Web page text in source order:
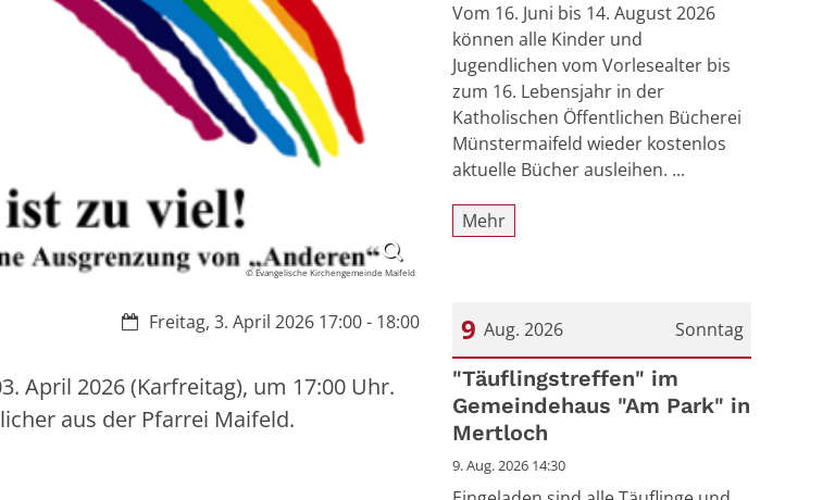
© Evangelische Kirchengemeinde Maifeld
Datum:Freitag, 3. April 2026 17:00 - 18:00
April 2026 (Karfreitag), um 17:00 Uhr.
aus der Pfarrei Maifeld.
Vom 16. Juni bis 14. August 2026
können alle Kinder und
Jugendlichen vom Vorlesealter bis
zum 16. Lebensjahr in der
Katholischen Öffentlichen Bücherei
Münstermaifeld wieder kostenlos
aktuelle Bücher ausleihen. ...
Mehr
Sonntag
9 Aug. 2026
Datum: 9. August 2026
"Täuflingstreffen" im
Gemeindehaus "Am Park" in
Mertloch
9. Aug. 2026 14:30